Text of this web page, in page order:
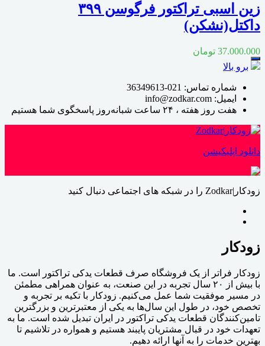
زین اسبی تراکتور فرگوسن ۳۹۹
داکتل(نشکن)
37.000.000 تومان
برو بالا
شماره تماس:
ایمیل:
هفت روز هفته ، ۲۴ ساعت شبانه‌روز پاسخگوی شما هستیم
دانلود اپلیکیشن
زودکار|Zodkar را در شبکه های اجتماعی دنبال کنید
زودکار
زودكار فراتر از یک فروشگاه صرف قطعات یدکی تراکتور است. ما
با بیش از ٢٠ سال تجربه در این صنعت، به عنوان همراهی مطمئن
در مسیر موفقیت شما عمل می‌کنیم. زودكار با تکیه بر تجربه و
تخصص خود، در طول این سال‌ها به یکی از معتبرترین و بزرگترین
تامین‌کنندگان قطعات یدکی تراکتور در ایران تبدیل شده است. ما به
تعهدات خود در قبال مشتریان پایبند هستیم و همواره در تلاشیم تا
بهترین خدمات را به آنها ارائه دهیم.